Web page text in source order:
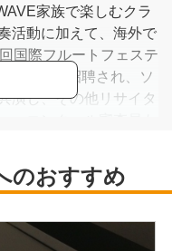
家族で楽しむクラ
活動に加えて、海外で
国際フルートフェステ
者として招聘され、ソ
演し、その他リサイタ
っています。